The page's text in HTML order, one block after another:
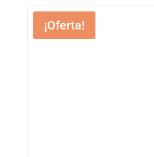
¡Oferta!